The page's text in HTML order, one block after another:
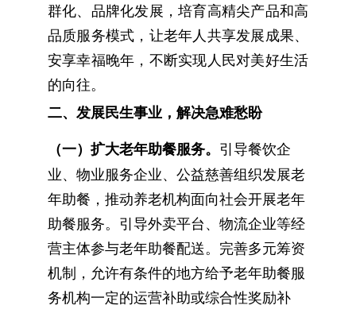
群化、品牌化发展，培育高精尖产品和高
品质服务模式，让老年人共享发展成果、
安享幸福晚年，不断实现人民对美好生活
的向往。
二、发展民生事业，解决急难愁盼
（一）扩大老年助餐服务。 引导餐饮企
业、物业服务企业、公益慈善组织发展老
年助餐，推动养老机构面向社会开展老年
助餐服务。引导外卖平台、物流企业等经
营主体参与老年助餐配送。完善多元筹资
机制，允许有条件的地方给予老年助餐服
务机构一定的运营补助或综合性奖励补